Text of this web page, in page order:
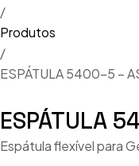
/
Produtos
/
ESPÁTULA 5400-5 –
ESPÁTULA
Espátula flexível para